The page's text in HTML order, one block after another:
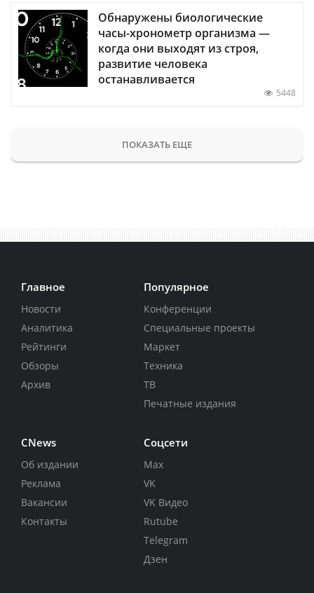
Обнаружены биологические
часы-хронометр организма —
когда они выходят из строя,
развитие человека
останавливается
5448
ПОКАЗАТЬ ЕЩЕ
Главное
Новости
Аналитика
Рейтинги
Обзоры
Архив
Популярное
Конференции
Специальные проекты
Маркет
Техника
ТВ
Печатные издания
CNews
Об издании
Реклама
Вакансии
Контакты
Соцсети
Max
VK
VK Видео
Rutube
Telegram
Дзен